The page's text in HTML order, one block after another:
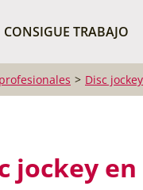
CONSIGUE TRABAJO
Disc jockey
jockey